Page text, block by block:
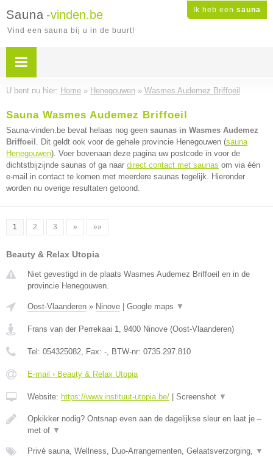
Ik heb een sauna
Sauna -vinden.be
Vind een sauna bij u in de buurt!
U bent nu hier: Home » Henegouwen » Wasmes Audemez Briffoeil
Sauna Wasmes Audemez Briffoeil
Sauna-vinden.be bevat helaas nog geen saunas in Wasmes Audemez
Briffoeil . Dit geldt ook voor de gehele provincie Henegouwen (sauna
Henegouwen). Voer bovenaan deze pagina uw postcode in voor de
dichtstbijzijnde saunas of ga naar direct contact met saunas om via één
e-mail in contact te komen met meerdere saunas tegelijk. Hieronder
worden nu overige resultaten getoond.
1 2 3 » »»
Beauty & Relax Utopia
Niet gevestigd in de plaats Wasmes Audemez Briffoeil en in de
provincie Henegouwen.
Oost-Vlaanderen » Ninove Google maps ▼
Frans van der Perrekaai 1, 9400 Ninove (Oost-Vlaanderen)
Tel: 054325082, Fax: -, BTW-nr: 0735.297.810
E-mail › Beauty & Relax Utopia
Website: https://www.instituut-utopia.be/ Screenshot ▼
Opkikker nodig? Ontsnap even aan de dagelijkse sleur en laat je –
met of ▼
Privé sauna, Wellness, Duo-Arrangementen, Gelaatsverzorging, ▼